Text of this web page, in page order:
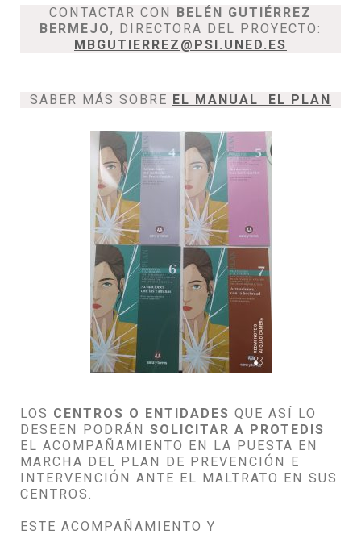
CONTACTAR CON
BELÉN GUTIÉRREZ
BERMEJO, DIRECTORA DEL PROYECTO:
MBGUTIERREZ@PSI.UNED.ES
SABER MÁS SOBRE EL MANUAL EL PLAN
LOS CENTROS O ENTIDADES QUE ASÍ LO
DESEEN PODRÁN SOLICITAR A PROTEDIS
EL ACOMPAÑAMIENTO EN LA PUESTA EN
MARCHA DEL PLAN DE PREVENCIÓN E
INTERVENCIÓN ANTE EL MALTRATO EN SUS
CENTROS.
ESTE ACOMPAÑAMIENTO Y